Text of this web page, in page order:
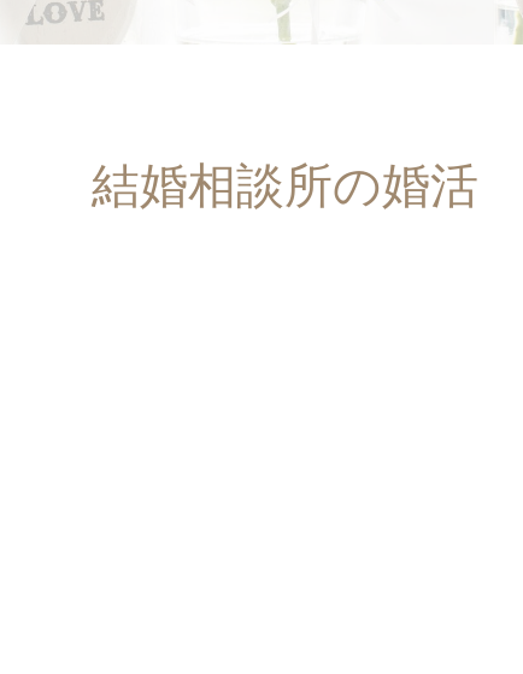
結婚相談所の婚活